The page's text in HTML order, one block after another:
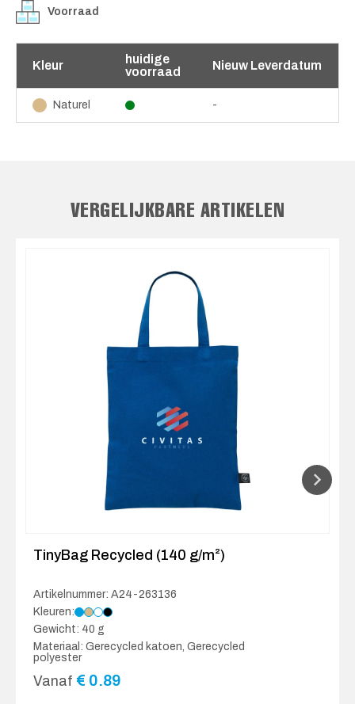
Voorraad
Kleur
huidige
voorraad
Nieuw Leverdatum
Naturel -
VERGELIJKBARE ARTIKELEN
TinyBag Recycled (140 g/m²)
Artikelnummer: A24-263136
Kleuren:
Gewicht: 40 g
Materiaal: Gerecycled katoen, Gerecycled
polyester
Vanaf € 0.89